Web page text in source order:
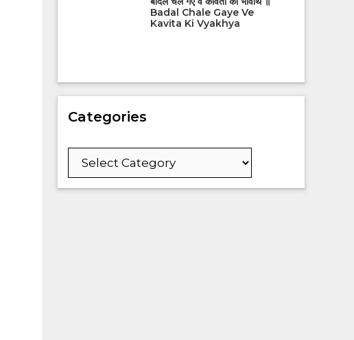
Badal Chale Gaye Ve
Kavita Ki Vyakhya
Categories
Categories